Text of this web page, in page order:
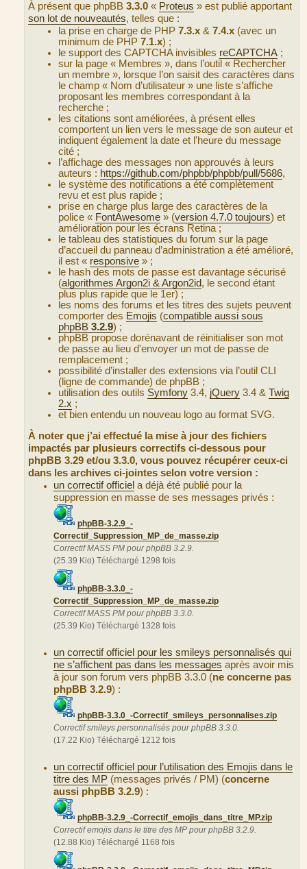
À présent que phpBB 3.3.0 « Proteus » est publié apportant
son lot de nouveautés, telles que :
la prise en charge de PHP7.3.x &7.4.x (avec un
minimum de PHP7.1.x) ;
le support des CAPTCHA invisibles reCAPTCHA ;
sur la page « Membres », dans l’outil « Rechercher
un membre », lorsque l’on saisit des caractères dans
le champ « Nom d’utilisateur » une liste s’affiche
proposant les membres correspondant à la
recherche ;
les citations sont améliorées, à présent elles
comportent un lien vers le message de son auteur et
indiquent également la date et l'heure du message
cité ;
l’affichage des messages non approuvés à leurs
auteurs : https://github.com/phpbb/phpbb/pull/5686,
le système des notifications a été complètement
revu et est plus rapide ;
prise en charge plus large des caractères de la
police « FontAwesome » (version 4.7.0 toujours) et
amélioration pour les écrans Retina ;
le tableau des statistiques du forum sur la page
d’accueil du panneau d’administration a été amélioré,
il est « responsive » ;
le hash des mots de passe est davantage sécurisé
(algorithmes Argon2i & Argon2id, le second étant
plus plus rapide que le 1er) ;
les noms des forums et les titres des sujets peuvent
comporter des Emojis (compatible aussi sous
phpBB3.2.9) ;
phpBB propose dorénavant de réinitialiser son mot
de passe au lieu d'envoyer un mot de passe de
remplacement ;
possibilité d’installer des extensions via l’outil CLI
(ligne de commande) de phpBB ;
utilisation des outils Symfony 3.4, jQuery 3.4 &Twig
2.x ;
et bien entendu un nouveau logo au format SVG.
À noter que j’ai effectué la mise à jour des fichiers
impactés par plusieurs correctifs ci-dessous pour
phpBB 3.29 et/ou 3.3.0, vous pouvez récupérer ceux-ci
dans les archives ci-jointes selon votre version :
un correctif officiel a déjà été publié pour la
suppression en masse de ses messages privés :
phpBB-3.2.9_-
Correctif_Suppression_MP_de_masse.zip
Correctif MASS PM pour phpBB 3.2.9.
(25.39 Kio) Téléchargé 1298 fois
phpBB-3.3.0_-
Correctif_Suppression_MP_de_masse.zip
Correctif MASS PM pour phpBB 3.3.0.
(25.39 Kio) Téléchargé 1328 fois
un correctif officiel pour les smileys personnalisés qui
ne s’affichent pas dans les messages après avoir mis
à jour son forum vers phpBB 3.3.0 (ne concerne pas
phpBB 3.2.9) :
phpBB-3.3.0_-Correctif_smileys_personnalises.zip
Correctif smileys personnalisés pour phpBB 3.3.0.
(17.22 Kio) Téléchargé 1212 fois
un correctif officiel pour l’utilisation des Emojis dans le
titre des MP (messages privés / PM) (concerne
aussi phpBB 3.2.9) :
phpBB-3.2.9_-Correctif_emojis_dans_titre_MP.zip
Correctif emojis dans le titre des MP pour phpBB 3.2.9.
(12.88 Kio) Téléchargé 1168 fois